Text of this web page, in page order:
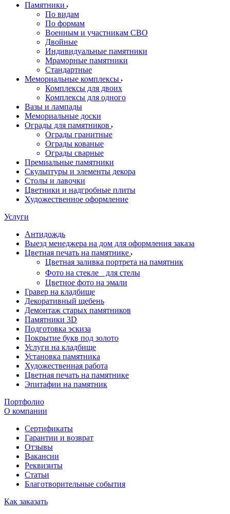
Памятники
По видам
По формам
Военным и участникам СВО
Двойные
Индивидуальные памятники
Мраморные памятники
Стандартные
Мемориальные комплексы
Комплексы для двоих
Комплексы для одного
Вазы и лампады
Мемориальные доски
Ограды для памятников
Ограды гранитные
Ограды кованые
Ограды сварные
Премиальные памятники
Скульптуры и элементы декора
Столы и лавочки
Цветники и надгробные плиты
Художественное оформление
Услуги
Антидождь
Выезд менеджера на дом для оформления заказа
Цветная печать на памятнике
Цветная заливка портрета на памятник
Фото на стекле для стелы
Цветное фото на эмали
Гравер на кладбище
Декоративный щебень
Демонтаж старых памятников
Памятники 3D
Подготовка эскиза
Покрытие букв под золото
Услуги на кладбище
Установка памятника
Художественная работа
Цветная печать на памятнике
Эпитафии на памятник
Портфолио
О компании
Сертификаты
Гарантии и возврат
Отзывы
Вакансии
Реквизиты
Статьи
Благотворительные события
Как заказать